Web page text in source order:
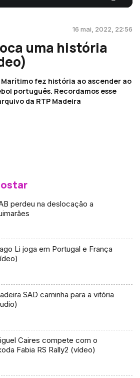
16 mai, 2022, 22:56
uma história
Marítimo fez história ao ascender ao
português. Recordamos esse
da RTP Madeira
perdeu na deslocação a
Li joga em Portugal e França
SAD caminha para a vitória
Caires compete com o
Fabia RS Rally2 (vídeo)